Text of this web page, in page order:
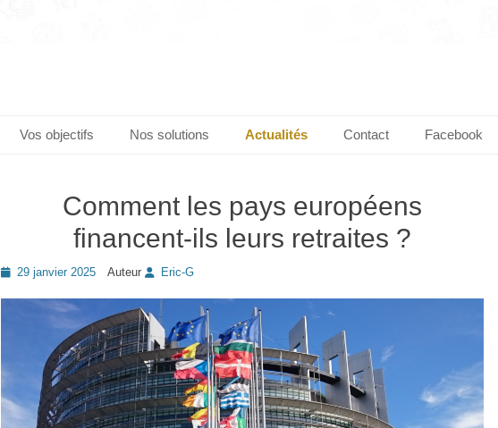
Vos objectifs Nos solutions Actualités Contact Facebook
Comment les pays européens
financent-ils leurs retraites ?
Posted29 janvier 2025 Auteur Eric-G